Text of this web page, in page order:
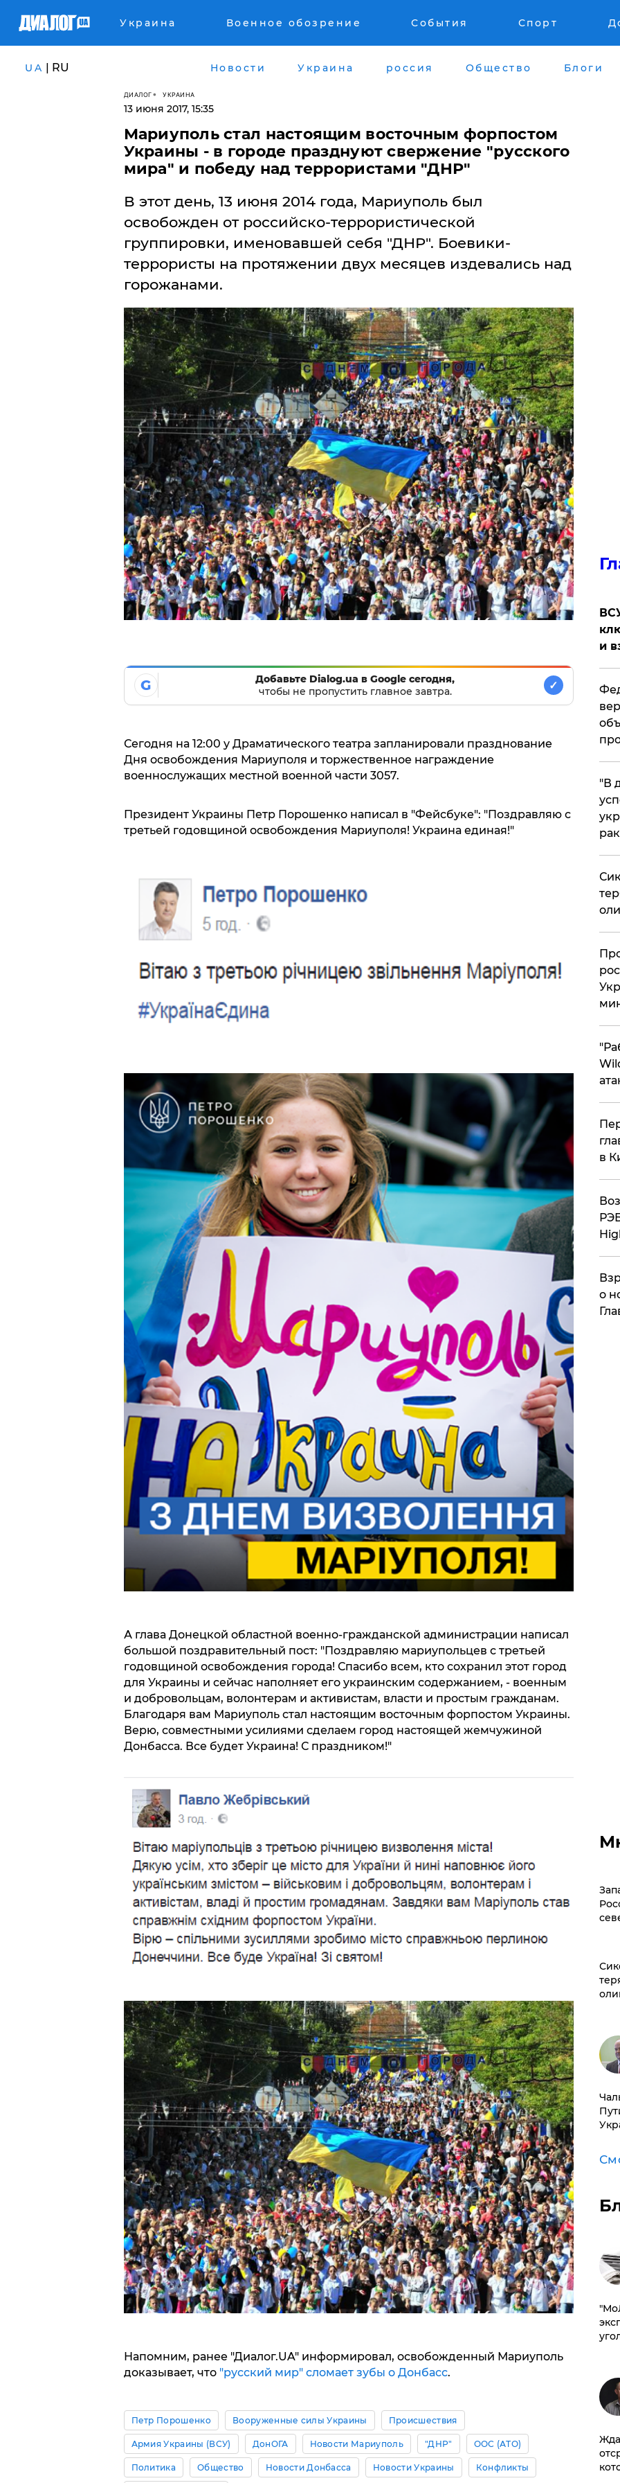
Украина Военное обозрение События Спорт
UA | RU Новости Украина россия Общество Блоги
ДИАЛОГ УКРАИНА
13 июня 2017, 15:35
Мариуполь стал настоящим восточным форпостом
Украины - в городе празднуют свержение "русского
мира" и победу над террористами "ДНР"
В этот день, 13 июня 2014 года, Мариуполь был
освобожден от российско-террористической
группировки, именовавшей себя "ДНР". Боевики-
террористы на протяжении двух месяцев издевались над
горожанами.
G
Добавьте Dialog.ua в Google сегодня,
чтобы не пропустить главное завтра.
✓
Сегодня на 12:00 у Драматического театра запланировали празднование
Дня освобождения Мариуполя и торжественное награждение
военнослужащих местной военной части 3057.
Президент Украины Петр Порошенко написал в "Фейсбуке": "Поздравляю с
третьей годовщиной освобождения Мариуполя! Украина единая!"
А глава Донецкой областной военно-гражданской администрации написал
большой поздравительный пост: "Поздравляю мариупольцев с третьей
годовщиной освобождения города! Спасибо всем, кто сохранил этот город
для Украины и сейчас наполняет его украинским содержанием, - военным
и добровольцам, волонтерам и активистам, власти и простым гражданам.
Благодаря вам Мариуполь стал настоящим восточным форпостом Украины.
Верю, совместными усилиями сделаем город настоящей жемчужиной
Донбасса. Все будет Украина! С праздником!"
Напомним, ранее "Диалог.UA" информировал, освобожденный Мариуполь
доказывает, что "русский мир" сломает зубы о Донбасс.
Петр Порошенко Вооруженные силы Украины Происшествия
Армия Украины (ВСУ) ДонОГА Новости Мариуполь "ДНР" ООС (АТО)
Политика Общество Новости Донбасса Новости Украины Конфликты
и
​"В
в
о